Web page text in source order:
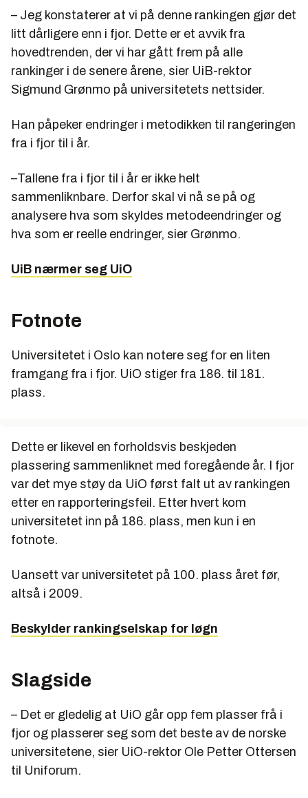
– Jeg konstaterer at vi på denne rankingen gjør det
litt dårligere enn i fjor. Dette er et avvik fra
hovedtrenden, der vi har gått frem på alle
rankinger i de senere årene, sier UiB-rektor
Sigmund Grønmo på universitetets nettsider.
Han påpeker endringer i metodikken til rangeringen
fra i fjor til i år.
–Tallene fra i fjor til i år er ikke helt
sammenliknbare. Derfor skal vi nå se på og
analysere hva som skyldes metodeendringer og
hva som er reelle endringer, sier Grønmo.
UiB nærmer seg UiO
Fotnote
Universitetet i Oslo kan notere seg for en liten
framgang fra i fjor. UiO stiger fra 186. til 181.
plass.
Dette er likevel en forholdsvis beskjeden
plassering sammenliknet med foregående år. I fjor
var det mye støy da UiO først falt ut av rankingen
etter en rapporteringsfeil. Etter hvert kom
universitetet inn på 186. plass, men kun i en
fotnote.
Uansett var universitetet på 100. plass året før,
altså i 2009.
Beskylder rankingselskap for løgn
Slagside
– Det er gledelig at UiO går opp fem plasser frå i
fjor og plasserer seg som det beste av de norske
universitetene, sier UiO-rektor Ole Petter Ottersen
til Uniforum.